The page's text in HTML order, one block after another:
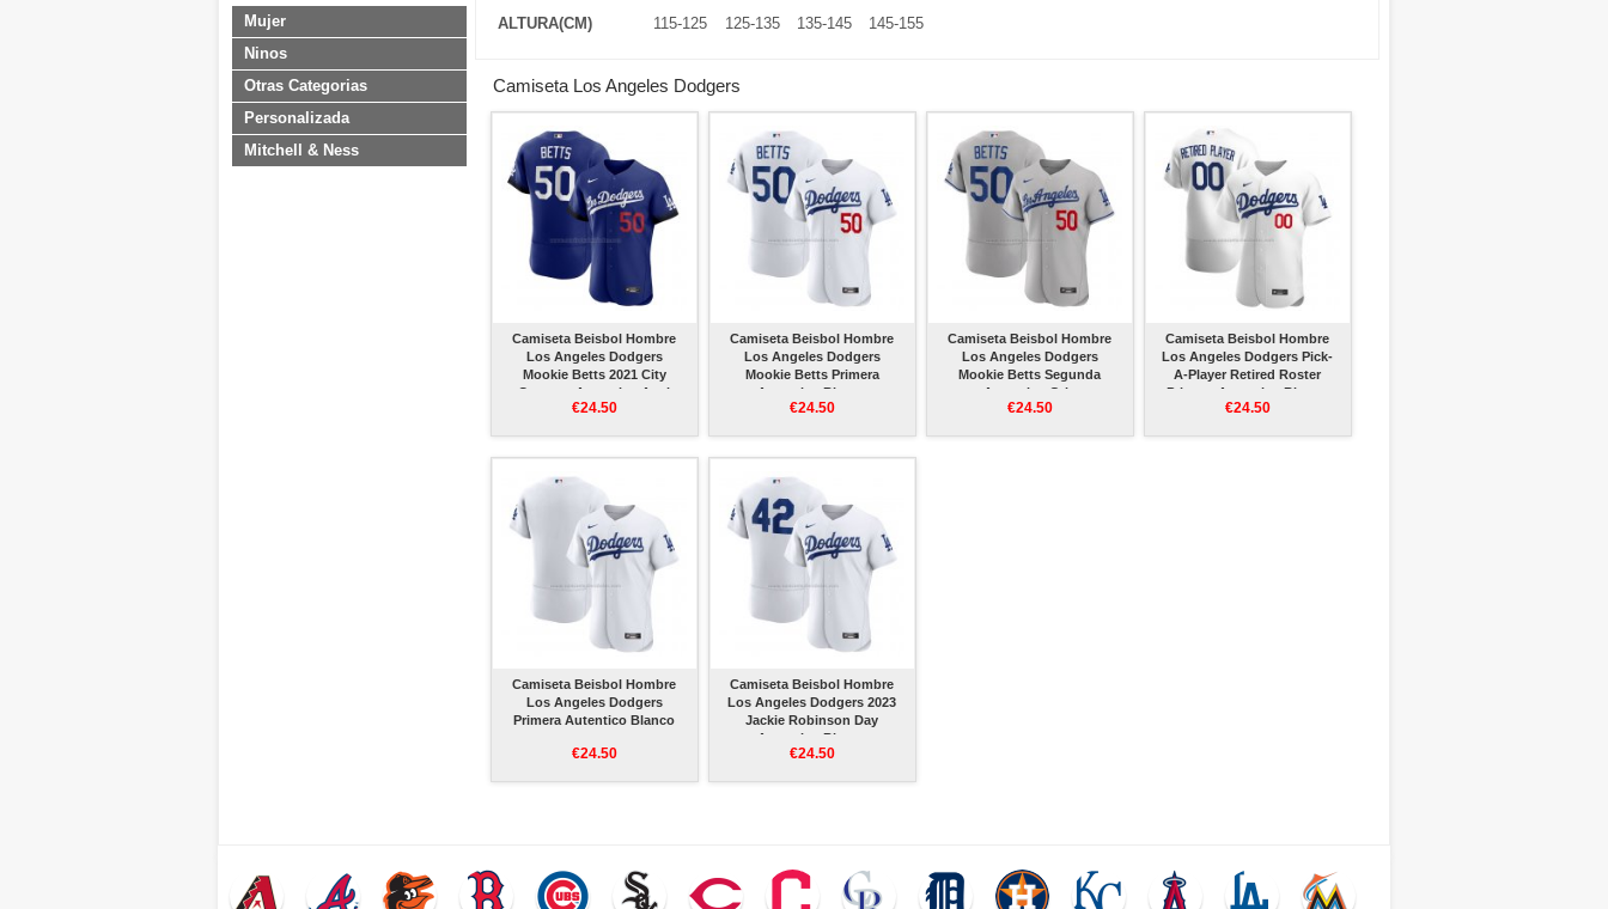
Mujer
Ninos
Otras Categorias
Personalizada
Mitchell & Ness
ALTURA(CM)
115-125 125-135 135-145 145-155
Camiseta Los Angeles Dodgers
Camiseta Beisbol Hombre
Los Angeles Dodgers
Mookie Betts 2021 City
Connect Autentico Azul
€24.50
Camiseta Beisbol Hombre
Los Angeles Dodgers
Mookie Betts Primera
Autentico Blanco
€24.50
Camiseta Beisbol Hombre
Los Angeles Dodgers
Mookie Betts Segunda
Autentico Gris
€24.50
Camiseta Beisbol Hombre
Los Angeles Dodgers Pick-
A-Player Retired Roster
Primera Autentico Blanco
€24.50
Camiseta Beisbol Hombre
Los Angeles Dodgers
Primera Autentico Blanco
€24.50
Camiseta Beisbol Hombre
Los Angeles Dodgers 2023
Jackie Robinson Day
Autentico Blanco
€24.50